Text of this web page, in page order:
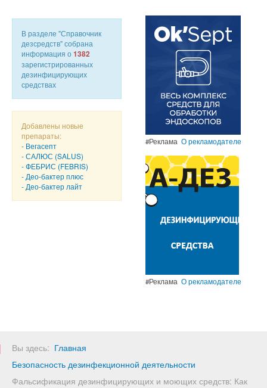
В разделе "Справочник
дезсредств" собрана
информация о 1382
зарегистрированных
дезинфицирующих
средствах
Добавлены новые
препараты:
- Вегасепт
- САЛЮС (SALUS)
- ФЕБРИС (FEBRIS)
- Део-бактер плюс
- Део-бактер лайт
#Реклама О рекламодателе
#Реклама О рекламодателе
Вы здесь: Главная
Безопасность дезинфекционной деятельности
Фальсификация дезинфицирующих и моющих средств: Как